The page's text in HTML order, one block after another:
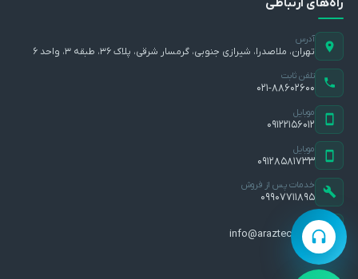
راه‌های ارتباطی
آدرس
تهران، ملاصدرا، شیرازی جنوبی، گرمسار شرقی، پلاک ۳۶، طبقه ۳، واحد ۶
تلفن ثابت
۰۲۱-۸۸۶۰۲۶۰۰
موبایل
۰۹۱۲۲۱۵۶۰۱۲
موبایل
۰۹۱۲۸۵۸۱۷۳۳
خدمات پس از فروش
۰۹۹۰۷۷۱۱۸۹۵
ایمیل
info@araztec.com